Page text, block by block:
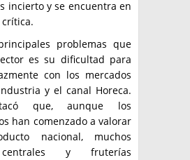
incierto y se encuentra en
problemas que
es su dificultad para
con los mercados
y el canal Horeca.
que, aunque los
han comenzado a valorar
nacional, muchos
centrales y fruterías